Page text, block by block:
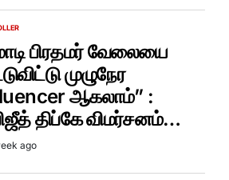
பிரதமர் வேலையை
முழுநேர
ஆகலாம்” :
திப்கே விமர்சனம்…
ago